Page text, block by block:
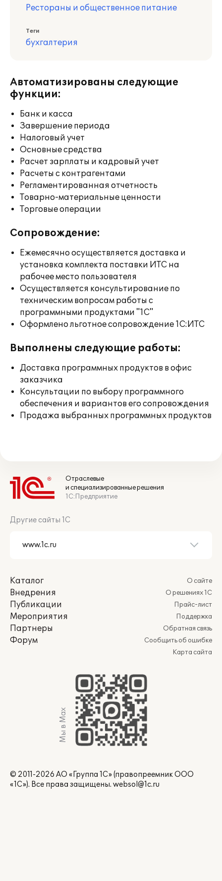
Рестораны и общественное питание
Теги
бухгалтерия
Автоматизированы следующие
функции:
Банк и касса
Завершение периода
Налоговый учет
Основные средства
Расчет зарплаты и кадровый учет
Расчеты с контрагентами
Регламентированная отчетность
Товарно-материальные ценности
Торговые операции
Сопровождение:
Ежемесячно осуществляется доставка и
установка комплекта поставки ИТС на
рабочее место пользователя
Осуществляется консультирование по
техническим вопросам работы с
программными продуктами "1С"
Оформлено льготное сопровождение 1С:ИТС
Выполнены следующие работы:
Доставка программных продуктов в офис
заказчика
Консультации по выбору программного
обеспечения и вариантов его сопровождения
Продажа выбранных программных продуктов
Отраслевые
и специализированные решения
1С:Предприятие
Другие сайты 1С
Каталог
Внедрения
Публикации
Мероприятия
Партнеры
Форум
О сайте
О решениях 1С
Прайс-лист
Поддержка
Обратная связь
Сообщить об ошибке
Карта сайта
Мы в Max
© 2011-2026 АО «Группа 1С» (правопреемник ООО
«1С»). Все права защищены. websol@1c.ru